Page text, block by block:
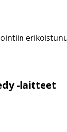
-laitteet